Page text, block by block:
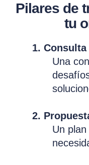
Pilares de
tu
1.
Una
2.
Un